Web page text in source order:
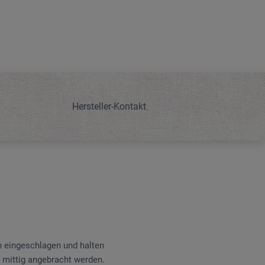
Hersteller-Kontakt
und halten
angebracht werden.